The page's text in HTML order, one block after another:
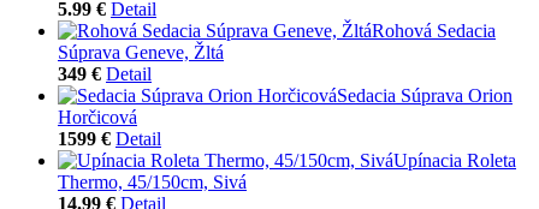
5.99 € Detail
Rohová Sedacia
Súprava Geneve, Žltá
349 € Detail
Sedacia Súprava Orion
Horčicová
1599 € Detail
Upínacia Roleta
Thermo, 45/150cm, Sivá
14.99 € Detail